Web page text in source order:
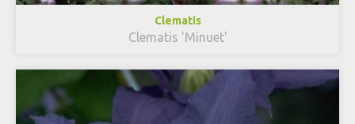
Clematis
Clematis 'Minuet'